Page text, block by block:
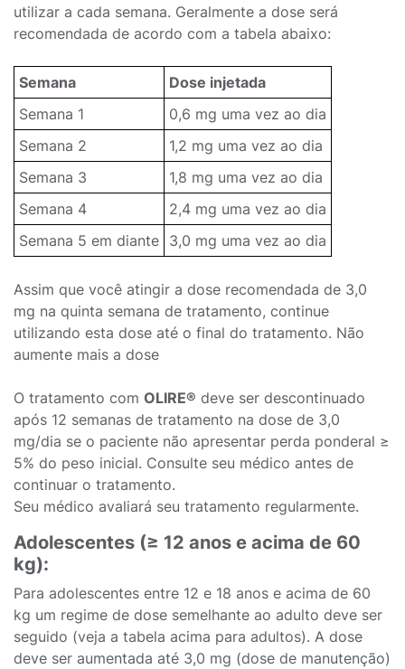
utilizar a cada semana. Geralmente a dose será
recomendada de acordo com a tabela abaixo:
Semana
Dose injetada
Semana 1
0,6 mg uma vez ao dia
Semana 2
1,2 mg uma vez ao dia
Semana 3
1,8 mg uma vez ao dia
Semana 4
2,4 mg uma vez ao dia
Semana 5 em diante 3,0 mg uma vez ao dia
Assim que você atingir a dose recomendada de 3,0
mg na quinta semana de tratamento, continue
utilizando esta dose até o final do tratamento. Não
aumente mais a dose
O tratamento com OLIRE® deve ser descontinuado
após 12 semanas de tratamento na dose de 3,0
mg/dia se o paciente não apresentar perda ponderal ≥
5% do peso inicial. Consulte seu médico antes de
continuar o tratamento.
Seu médico avaliará seu tratamento regularmente.
Adolescentes (≥ 12 anos e acima de 60
kg):
Para adolescentes entre 12 e 18 anos e acima de 60
kg um regime de dose semelhante ao adulto deve ser
seguido (veja a tabela acima para adultos). A dose
deve ser aumentada até 3,0 mg (dose de manutenção)